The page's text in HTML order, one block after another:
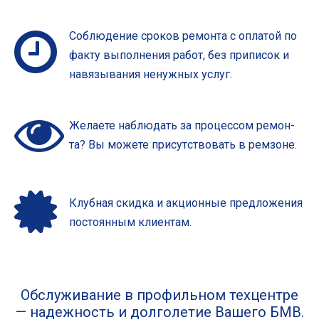
Соблю­де­ние сро­ков ремон­та с опла­той по
фак­ту выпол­нен­ия работ, без при­пи­сок и
навя­зы­ва­ния ненуж­ных услуг.
Жела­е­те наблю­дать за про­цес­сом ремон­
та? Вы може­те при­сут­ство­вать в ремзоне.
Клуб­ная скид­ка и акци­он­ные пред­ло­же­ния
посто­ян­ным клиентам.
Обслуживание в профильном техцентре
— надежность и долголетие Вашего БМВ.